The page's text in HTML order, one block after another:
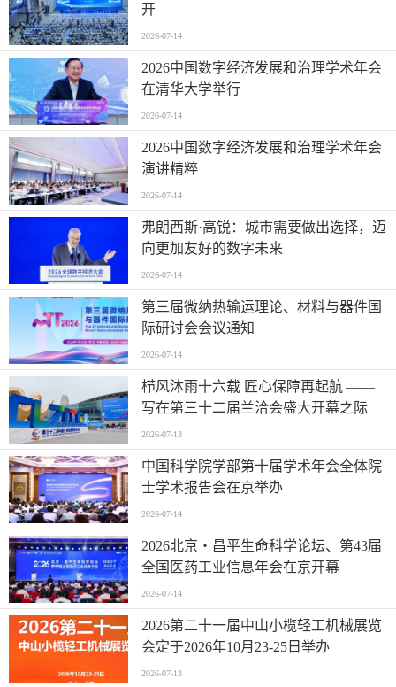
开
2026-07-14
2026中国数字经济发展和治理学术年会
在清华大学举行
2026-07-14
2026中国数字经济发展和治理学术年会
演讲精粹
2026-07-14
弗朗西斯·高锐：城市需要做出选择，迈
向更加友好的数字未来
2026-07-14
第三届微纳热输运理论、材料与器件国
际研讨会会议通知
2026-07-14
栉风沐雨十六载 匠心保障再起航 ——
写在第三十二届兰洽会盛大开幕之际
2026-07-13
中国科学院学部第十届学术年会全体院
士学术报告会在京举办
2026-07-14
2026北京・昌平生命科学论坛、第43届
全国医药工业信息年会在京开幕
2026-07-14
2026第二十一届中山小榄轻工机械展览
会定于2026年10月23-25日举办
2026-07-13